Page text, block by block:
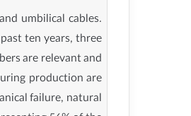
umbilical cables.
ten years, three
are relevant and
production are
failure, natural